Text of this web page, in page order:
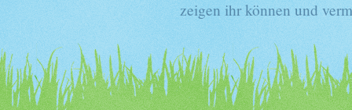
zeigen ihr können und